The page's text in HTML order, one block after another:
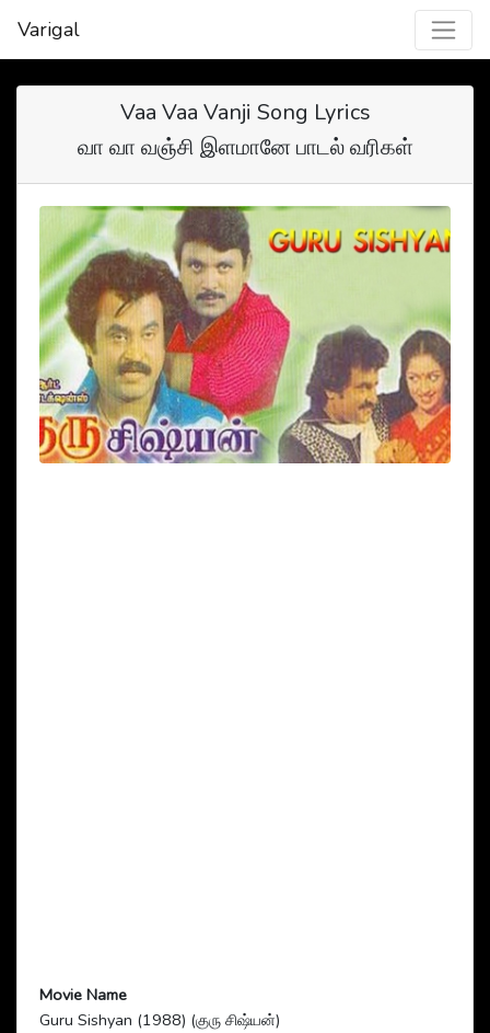
Varigal
Vaa Vaa Vanji Song Lyrics
வா வா வஞ்சி இளமானே பாடல் வரிகள்
Movie Name
Guru Sishyan (1988) (குரு சிஷ்யன்)